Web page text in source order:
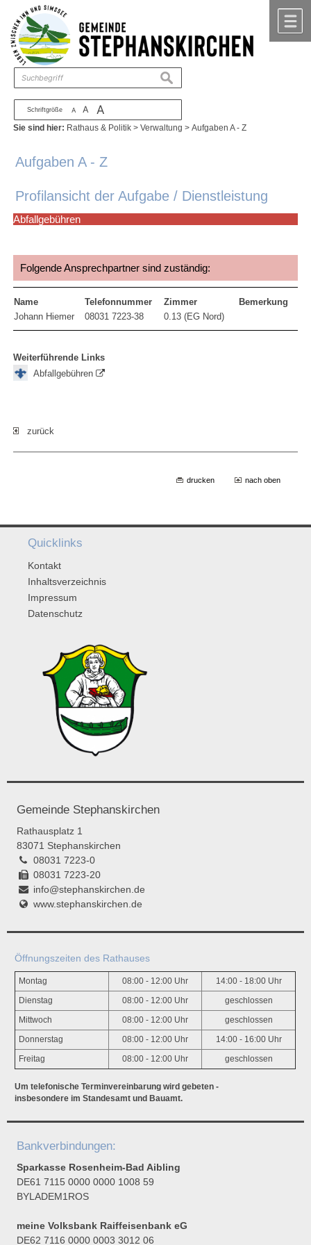
Zum Inhalt ,zur Navigation
Schriftgröße A A A
suchen
Sie sind hier: Rathaus & Politik >Verwaltung >Aufgaben A - Z
Aufgaben A - Z
Profilansicht der Aufgabe / Dienstleistung
Abfallgebühren
Folgende Ansprechpartner sind zuständig:
Name Telefonnummer Zimmer
Bemerkung
Johann Hiemer
08031 7223-38 0.13 (EG Nord)
Weiterführende Links
Abfallgebühren
zurück
drucken nach oben
Quicklinks
Kontakt
Inhaltsverzeichnis
Impressum
Datenschutz
Gemeinde Stephanskirchen
Rathausplatz 1
83071 Stephanskirchen
08031 7223-0
08031 7223-20
info@stephanskirchen.de
www.stephanskirchen.de
Öffnungszeiten des Rathauses
Montag 08:00 - 12:00 Uhr 14:00 - 18:00 Uhr
Dienstag 08:00 - 12:00 Uhr geschlossen
Mittwoch 08:00 - 12:00 Uhr geschlossen
Donnerstag 08:00 - 12:00 Uhr 14:00 - 16:00 Uhr
Freitag 08:00 - 12:00 Uhr geschlossen
Um telefonische Terminvereinbarung wird gebeten -
insbesondere im Standesamt und Bauamt.
Bankverbindungen:
Sparkasse Rosenheim-Bad Aibling
DE61 7115 0000 0000 1008 59
BYLADEM1ROS
meine Volksbank Raiffeisenbank eG
DE62 7116 0000 0003 3012 06